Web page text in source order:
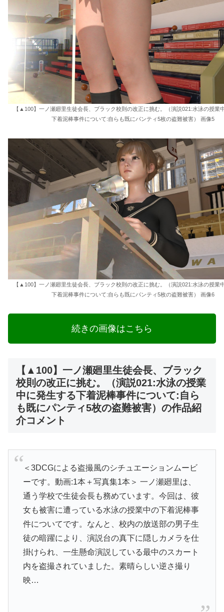
【▲100】一ノ瀬廻里生徒会長、ブラック校則の改正に挑む。（演説021:水泳の授業
下着泥棒事件について:自らも既にパンティ5枚の盗難被害） 画像5
【▲100】一ノ瀬廻里生徒会長、ブラック校則の改正に挑む。（演説021:水泳の授業
下着泥棒事件について:自らも既にパンティ5枚の盗難被害） 画像6
続きの画像はこちら
【▲100】一ノ瀬廻里生徒会長、ブラック
校則の改正に挑む。（演説021:水泳の授業
中に発生する下着泥棒事件について:自ら
も既にパンティ5枚の盗難被害）の作品紹
介コメント
＜3DCGによる盗撮風のシチュエーションムービ
ーです。動画:1本＋写真集1本＞ 一ノ瀬廻里は、
通う学校で生徒会長も務めています。今回は、彼
女も被害に遭っている水泳の授業中の下着泥棒事
件についてです。なんと、校内の放送部の男子生
徒の暗躍により、演説台の真下に隠しカメラを仕
掛けられ、一生懸命演説している最中のスカート
内を盗撮されていました。素晴らしい逆さ撮り
映…